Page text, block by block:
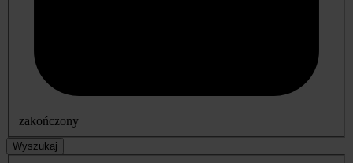
zakończony
Wyszukaj